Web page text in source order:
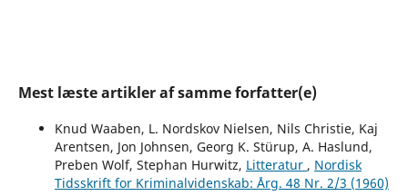
Mest læste artikler af samme forfatter(e)
Knud Waaben, L. Nordskov Nielsen, Nils Christie, Kaj
Arentsen, Jon Johnsen, Georg K. Stürup, A. Haslund,
Preben Wolf, Stephan Hurwitz, Litteratur , Nordisk
Tidsskrift for Kriminalvidenskab: Årg. 48 Nr. 2/3 (1960)